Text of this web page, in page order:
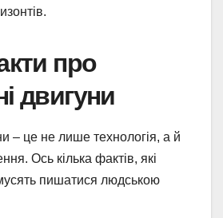
про
двигуни
– це не лише технологія, а й
Ось кілька фактів, які
пишатися людською